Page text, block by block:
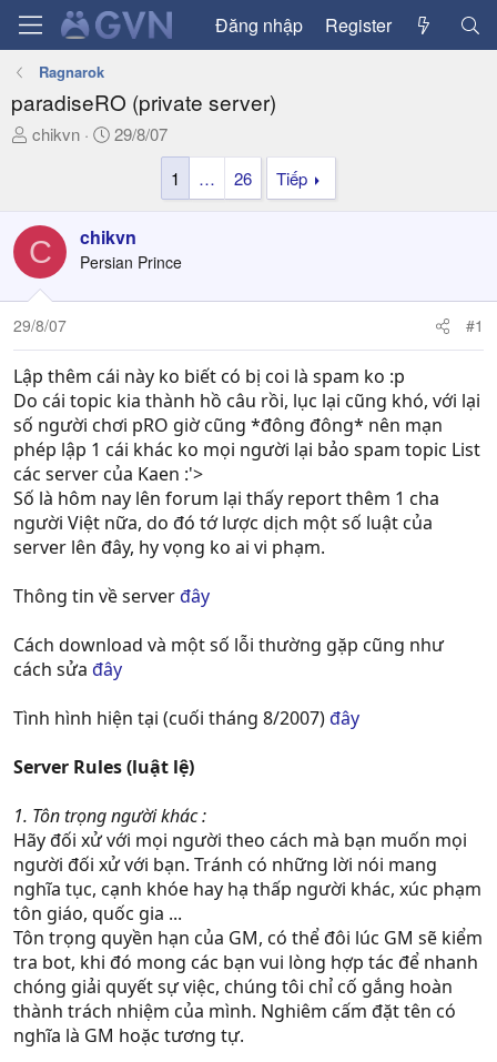
Đăng nhập Register
Ragnarok
paradiseRO (private server)
T
a
d
s
t
a
e
r
chikvn
N
ử
i
29/8/07
1
… 26 Tiếp
C chikvn
Persian Prince
29/8/07 #1
Lập thêm cái này ko biết có bị coi là spam ko :p
Do cái topic kia thành hồ câu rồi, lục lại cũng khó, với lại
số người chơi pRO giờ cũng *đông đông* nên mạn
phép lập 1 cái khác ko mọi người lại bảo spam topic List
các server của Kaen :'>
Số là hôm nay lên forum lại thấy report thêm 1 cha
người Việt nữa, do đó tớ lược dịch một số luật của
server lên đây, hy vọng ko ai vi phạm.
Thông tin về serverđây
Cách download và một số lỗi thường gặp cũng như
cách sửa đây
Tình hình hiện tại (cuối tháng 8/2007)đây
Server Rules (luật lệ)
1. Tôn trọng người khác :
Hãy đối xử với mọi người theo cách mà bạn muốn mọi
người đối xử với bạn. Tránh có những lời nói mang
nghĩa tục, cạnh khóe hay hạ thấp người khác, xúc phạm
tôn giáo, quốc gia ...
Tôn trọng quyền hạn của GM, có thể đôi lúc GM sẽ kiểm
tra bot, khi đó mong các bạn vui lòng hợp tác để nhanh
chóng giải quyết sự việc, chúng tôi chỉ cố gắng hoàn
thành trách nhiệm của mình. Nghiêm cấm đặt tên có
nghĩa là GM hoặc tương tự.